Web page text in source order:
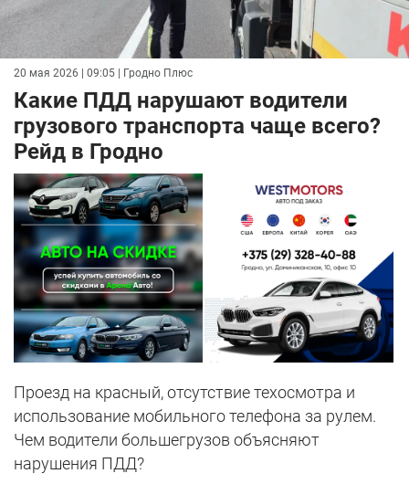
20 мая 2026 | 09:05 | Гродно Плюс
Какие ПДД нарушают водители
грузового транспорта чаще всего?
Рейд в Гродно
Проезд на красный, отсутствие техосмотра и
использование мобильного телефона за рулем.
Чем водители большегрузов объясняют
нарушения ПДД?